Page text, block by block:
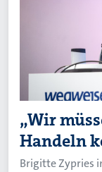
„Wir
Handeln
Brigitte Zypries